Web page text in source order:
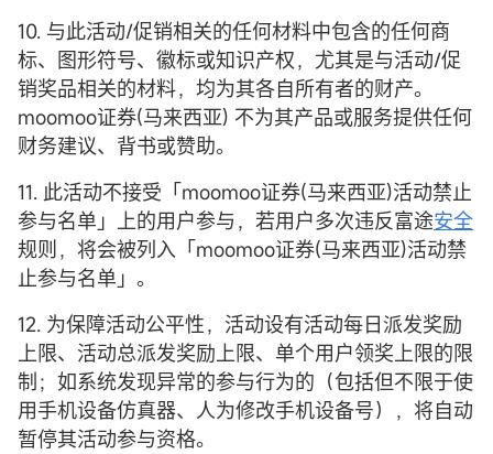
10. 与此活动/促销相关的任何材料中包含的任何商
标、图形符号、徽标或知识产权，尤其是与活动/促
销奖品相关的材料，均为其各自所有者的财产。
moomoo证券(马来西亚) 不为其产品或服务提供任何
财务建议、背书或赞助。
11. 此活动不接受「moomoo证券(马来西亚)活动禁止
参与名单」上的用户参与，若用户多次违反富途安全
规则，将会被列入「moomoo证券(马来西亚)活动禁
止参与名单」。
12. 为保障活动公平性，活动设有活动每日派发奖励
上限、活动总派发奖励上限、单个用户领奖上限的限
制；如系统发现异常的参与行为的（包括但不限于使
用手机设备仿真器、人为修改手机设备号），将自动
暂停其活动参与资格。